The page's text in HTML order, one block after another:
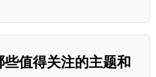
值得关注的主题和